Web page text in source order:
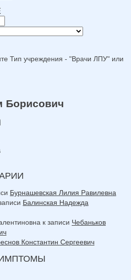
Тип учреждения - "Врачи ЛПУ" или
Борисович
Бурнашевская Лилия Равилевна
Балинская Надежда
к записи Чебаньков
Константин Сергеевич